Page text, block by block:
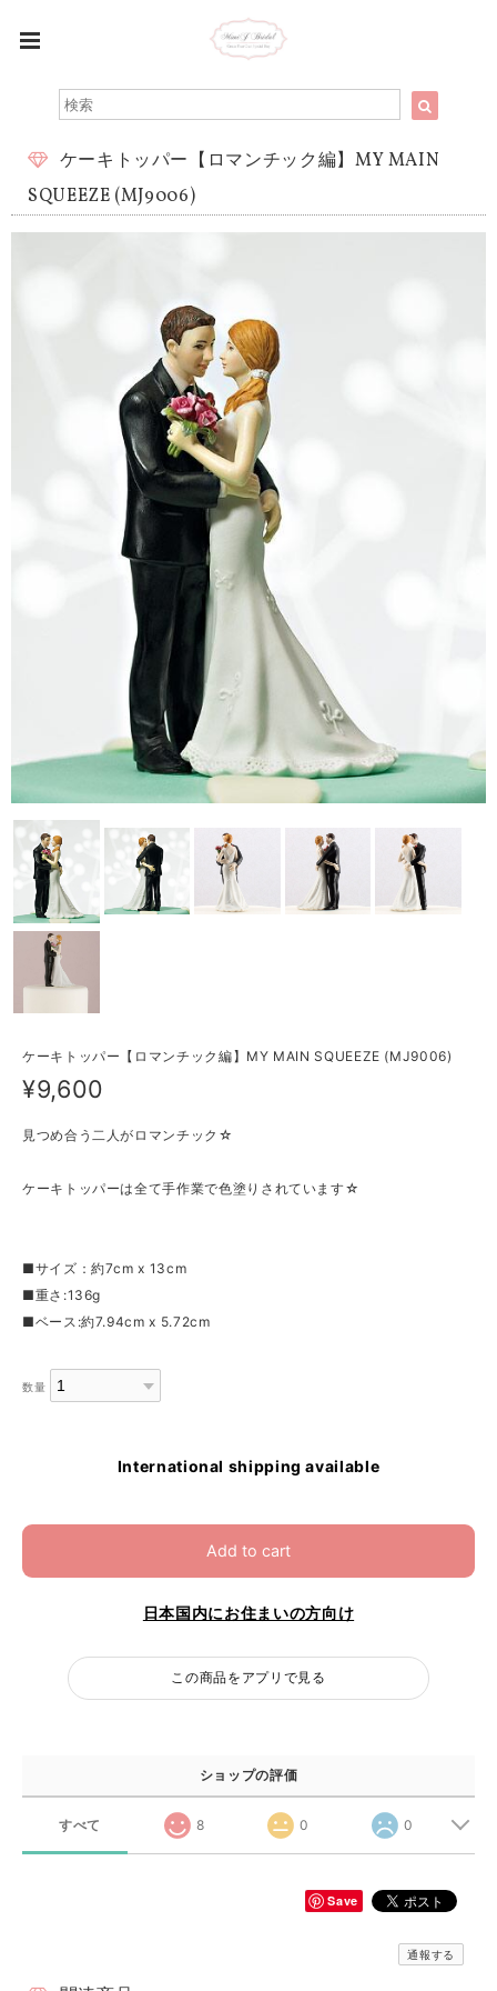
ケーキトッパー【ロマンチック編】MY MAIN
SQUEEZE (MJ9006)
ケーキトッパー【ロマンチック編】MY MAIN SQUEEZE (MJ9006)
¥9,600
見つめ合う二人がロマンチック☆
ケーキトッパーは全て手作業で色塗りされています☆
■サイズ：約7cm x 13cm
■重さ:136g
■ベース:約7.94cm x 5.72cm
数量
International shipping available
Add to cart
日本国内にお住まいの方向け
この商品をアプリで見る
ショップの評価
すべて 8 0 0
Save
通報する